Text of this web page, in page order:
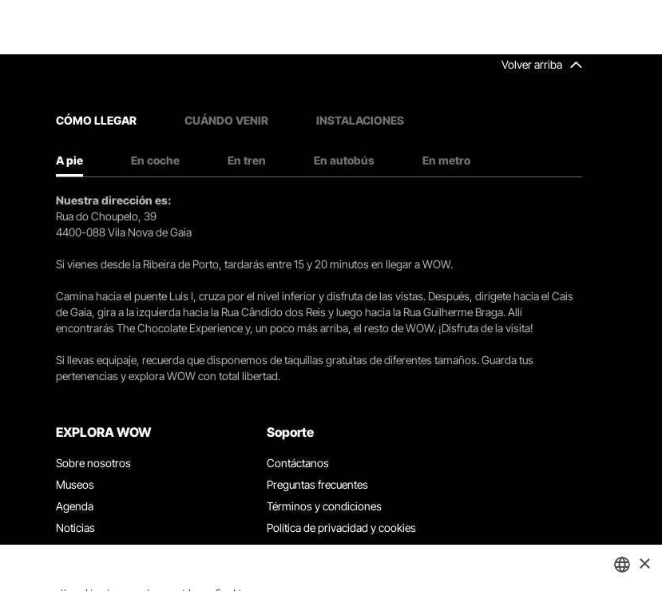
Volver arriba
CÓMO LLEGAR CUÁNDO VENIR INSTALACIONES
A pie En coche En tren En autobús En metro
Nuestra dirección es:
Rua do Choupelo, 39
4400-088 Vila Nova de Gaia
Si vienes desde la Ribeira de Porto, tardarás entre 15 y 20 minutos en llegar a WOW.
Camina hacia el puente Luís I, cruza por el nivel inferior y disfruta de las vistas. Después, dirígete hacia el Cais
de Gaia, gira a la izquierda hacia la Rua Cândido dos Reis y luego hacia la Rua Guilherme Braga. Allí
encontrarás The Chocolate Experience y, un poco más arriba, el resto de WOW. ¡Disfruta de la visita!
Si llevas equipaje, recuerda que disponemos de taquillas gratuitas de diferentes tamaños. Guarda tus
pertenencias y explora WOW con total libertad.
EXPLORA WOW
Sobre nosotros
Museos
Agenda
Noticias
Restaurantes
Soporte
Contáctanos
Preguntas frecuentes
Términos y condiciones
Política de privacidad y cookies
Trabaja con nosotros
×